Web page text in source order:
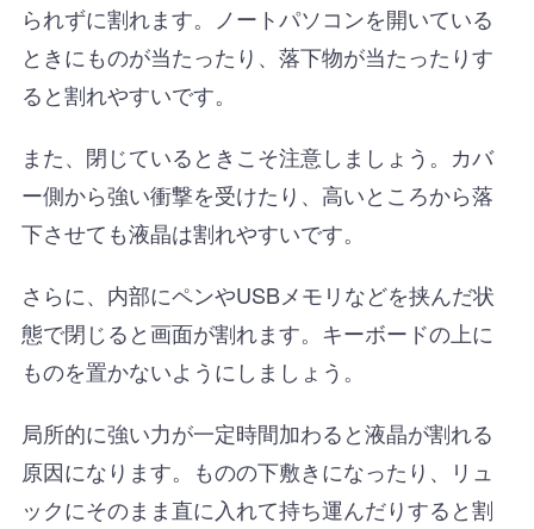
られずに割れます。ノートパソコンを開いている
ときにものが当たったり、落下物が当たったりす
ると割れやすいです。
また、閉じているときこそ注意しましょう。カバ
ー側から強い衝撃を受けたり、高いところから落
下させても液晶は割れやすいです。
さらに、内部にペンやUSBメモリなどを挟んだ状
態で閉じると画面が割れます。キーボードの上に
ものを置かないようにしましょう。
局所的に強い力が一定時間加わると液晶が割れる
原因になります。ものの下敷きになったり、リュ
ックにそのまま直に入れて持ち運んだりすると割